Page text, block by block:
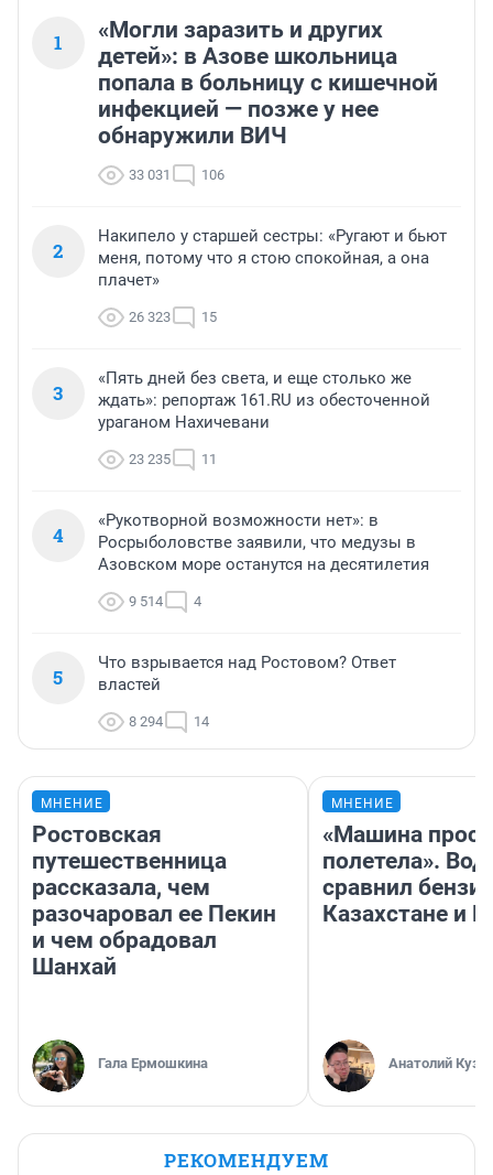
1
«Могли заразить и других
детей»: в Азове школьница
попала в больницу с кишечной
инфекцией — позже у нее
обнаружили ВИЧ
33 031 106
2
Накипело у старшей сестры: «Ругают и бьют
меня, потому что я стою спокойная, а она
плачет»
26 323 15
3
«Пять дней без света, и еще столько же
ждать»: репортаж 161.RU из обесточенной
ураганом Нахичевани
23 235 11
4
«Рукотворной возможности нет»: в
Росрыболовстве заявили, что медузы в
Азовском море останутся на десятилетия
9 514 4
5
Что взрывается над Ростовом? Ответ
властей
8 294 14
МНЕНИЕ
Ростовская
путешественница
рассказала, чем
разочаровал ее Пекин
и чем обрадовал
Шанхай
Гала Ермошкина
МНЕНИЕ
«Машина
полетела».
сравнил
Казахстане и
Анатолий
РЕКОМЕНДУЕМ